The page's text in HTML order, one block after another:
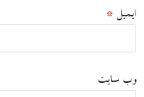
ایمیل *
وب‌ سایت